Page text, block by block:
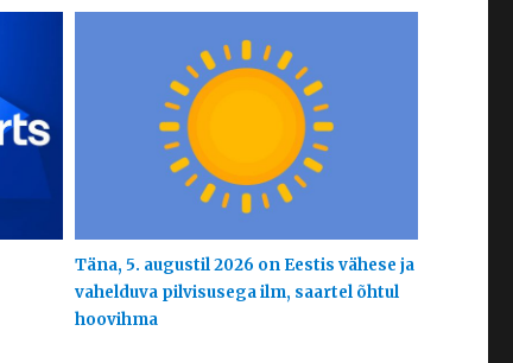
Täna, 5. augustil 2026 on Eestis vähese ja
vahelduva pilvisusega ilm, saartel õhtul
hoovihma